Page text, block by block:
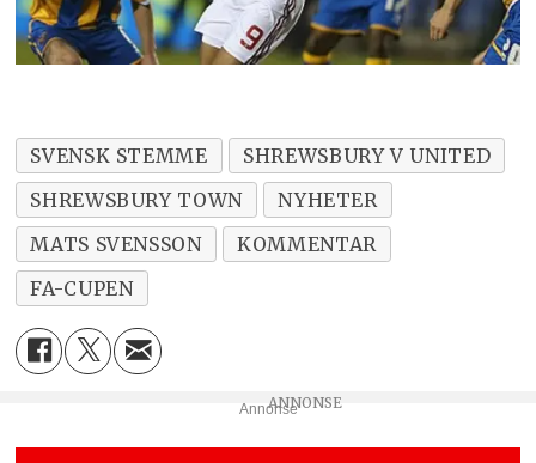
SVENSK STEMME
SHREWSBURY V UNITED
SHREWSBURY TOWN
NYHETER
MATS SVENSSON
KOMMENTAR
FA-CUPEN
Annonse